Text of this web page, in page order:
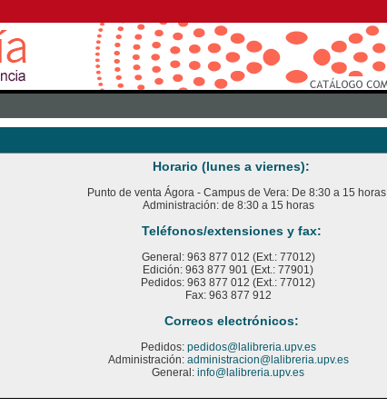
Horario (lunes a viernes):
Punto de venta Ágora - Campus de Vera: De 8:30 a 15 horas
Administración: de 8:30 a 15 horas
Teléfonos/extensiones y fax:
General: 963 877 012 (Ext.: 77012)
Edición: 963 877 901 (Ext.: 77901)
Pedidos: 963 877 012 (Ext.: 77012)
Fax: 963 877 912
Correos electrónicos:
Pedidos: pedidos@lalibreria.upv.es
Administración: administracion@lalibreria.upv.es
General: info@lalibreria.upv.es